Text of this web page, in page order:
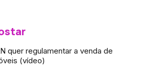
quer regulamentar a venda de
(vídeo)